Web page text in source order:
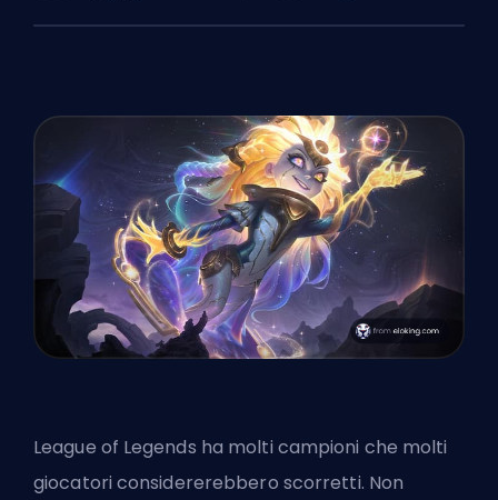
League of Legends ha molti campioni che molti
giocatori considererebbero scorretti. Non